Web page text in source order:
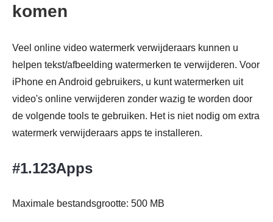
komen
Veel online video watermerk verwijderaars kunnen u
helpen tekst/afbeelding watermerken te verwijderen. Voor
iPhone en Android gebruikers, u kunt watermerken uit
video's online verwijderen zonder wazig te worden door
de volgende tools te gebruiken. Het is niet nodig om extra
watermerk verwijderaars apps te installeren.
#1.123Apps
Maximale bestandsgrootte: 500 MB